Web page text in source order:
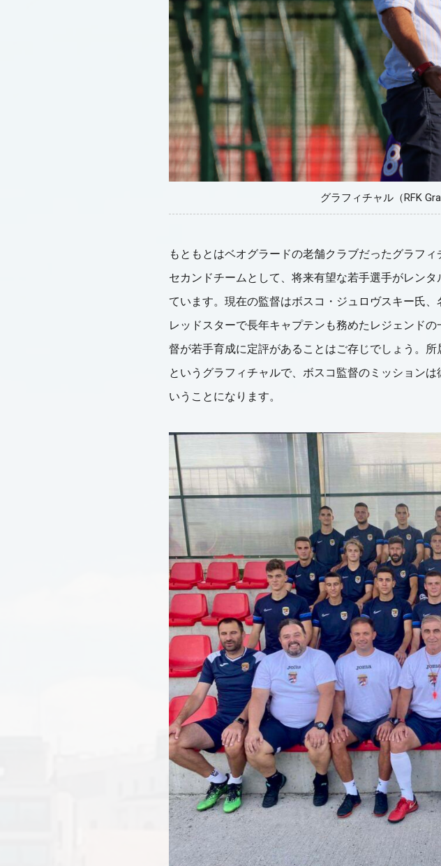
グラフィチャル（RFK
もともとはベオグラードの老舗クラブだったグラフ
セカンドチームとして、将来有望な若手選手がレン
ています。現在の監督はボスコ・ジュロヴスキー氏
レッドスターで長年キャプテンも務めたレジェンド
督が若手育成に定評があることはご存じでしょう。
というグラフィチャルで、ボスコ監督のミッション
いうことになります。